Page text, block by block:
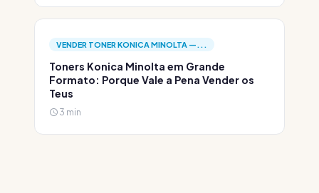
VENDER TONER KONICA MINOLTA —...
Toners Konica Minolta em Grande
Formato: Porque Vale a Pena Vender os
Teus
3 min